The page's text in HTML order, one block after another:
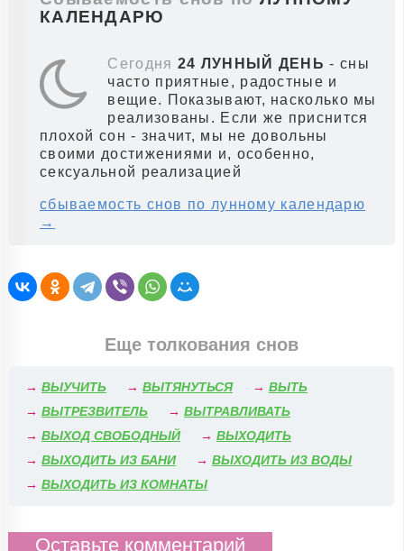
КАЛЕНДАРЮ
Сегодня 24 ЛУННЫЙ ДЕНЬ - сны
часто приятные, радостные и
вещие. Показывают, насколько мы
реализованы. Если же приснится
плохой сон - значит, мы не довольны
своими достижениями и, особенно,
сексуальной реализацией
сбываемость снов по лунному календарю
→
Еще толкования снов
→ ВЫУЧИТЬ → ВЫТЯНУТЬСЯ → ВЫТЬ
→ ВЫТРЕЗВИТЕЛЬ → ВЫТРАВЛИВАТЬ
→ ВЫХОД СВОБОДНЫЙ → ВЫХОДИТЬ
→ ВЫХОДИТЬ ИЗ БАНИ → ВЫХОДИТЬ ИЗ ВОДЫ
→ ВЫХОДИТЬ ИЗ КОМНАТЫ
Оставьте комментарий